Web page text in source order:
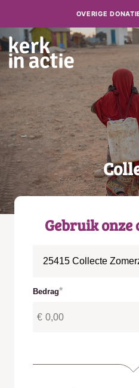
OVERIGE
Gebruik onze
25415 Collecte
Bedrag
€